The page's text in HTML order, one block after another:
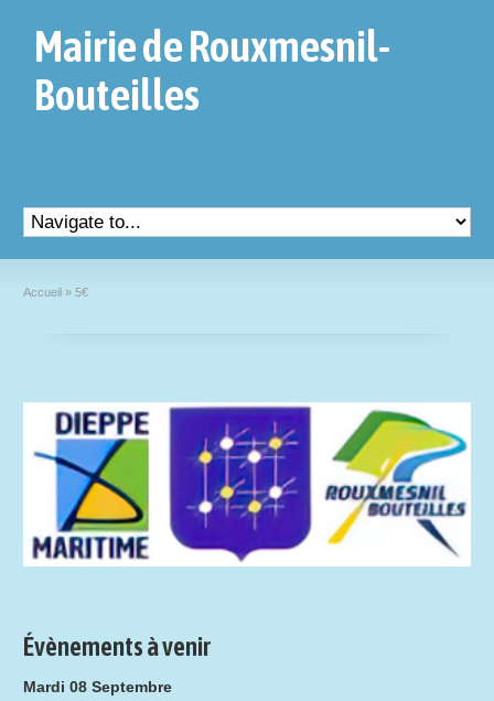
Mairie de Rouxmesnil-
Bouteilles
Accueil » 5€
Évènements à venir
Mardi 08 Septembre